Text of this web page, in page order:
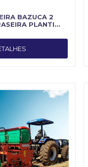
BAZUCA 2
PLANTI
por Planti